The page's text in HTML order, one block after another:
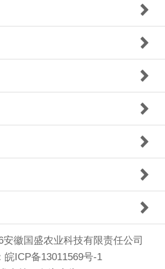
徽国盛农业科技有限责任公司
皖ICP备13011569号-1